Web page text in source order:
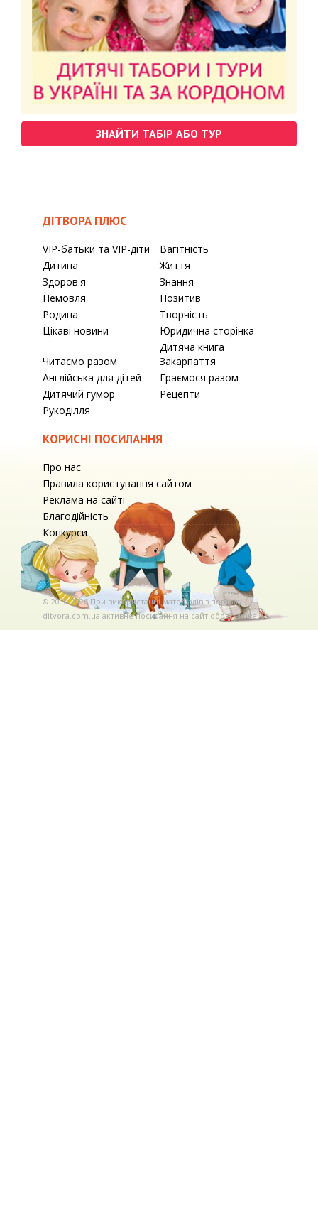
ЗНАЙТИ ТАБІР АБО ТУР
ДІТВОРА ПЛЮС
VIP-батьки та VIP-діти
Вагітність
Дитина
Життя
Здоров'я
Знання
Немовля
Позитив
Родина
Творчість
Цікаві новини
Юридична сторінка
Читаємо разом
Дитяча книга
Закарпаття
Англійська для дітей
Граємося разом
Дитячий гумор
Рецепти
Рукоділля
КОРИСНІ ПОСИЛАННЯ
Про нас
Правила користування сайтом
Реклама на сайті
Благодійність
Конкурси
© 2010-2026 При використаннi матерiалiв з порталу
ditvora.com.ua активне посилання на сайт обов'язкове. .